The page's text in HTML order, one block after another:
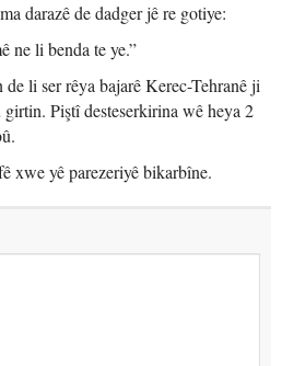
darazê de dadger jê re gotiye:
ne li benda te ye.”
li ser rêya bajarê Kerec-Tehranê ji
girtin. Piştî desteserkirina wê heya 2
xwe yê parezeriyê bikarbîne.